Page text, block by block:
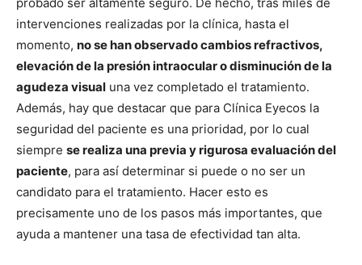
probado ser altamente seguro. De hecho, tras miles de
intervenciones realizadas por la clínica, hasta el
momento, no se han observado cambios refractivos,
elevación de la presión intraocular o disminución de la
agudeza visual una vez completado el tratamiento.
Además, hay que destacar que para Clínica Eyecos la
seguridad del paciente es una prioridad, por lo cual
siempre se realiza una previa y rigurosa evaluación del
paciente, para así determinar si puede o no ser un
candidato para el tratamiento. Hacer esto es
precisamente uno de los pasos más importantes, que
ayuda a mantener una tasa de efectividad tan alta.